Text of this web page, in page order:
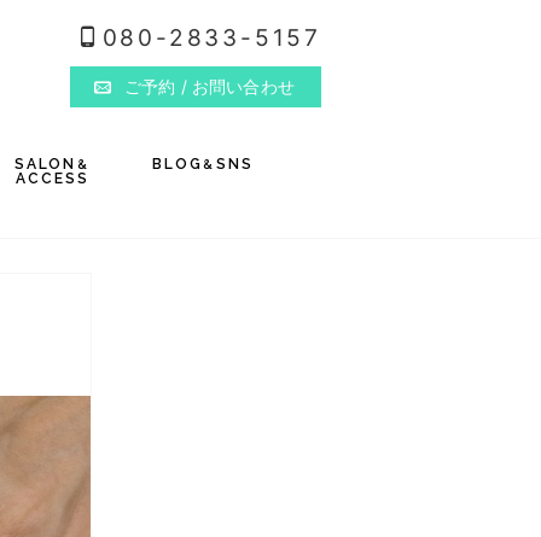
080-2833-5157
ご予約 / お問い合わせ
SALON &
ACCESS
BLOG & SNS